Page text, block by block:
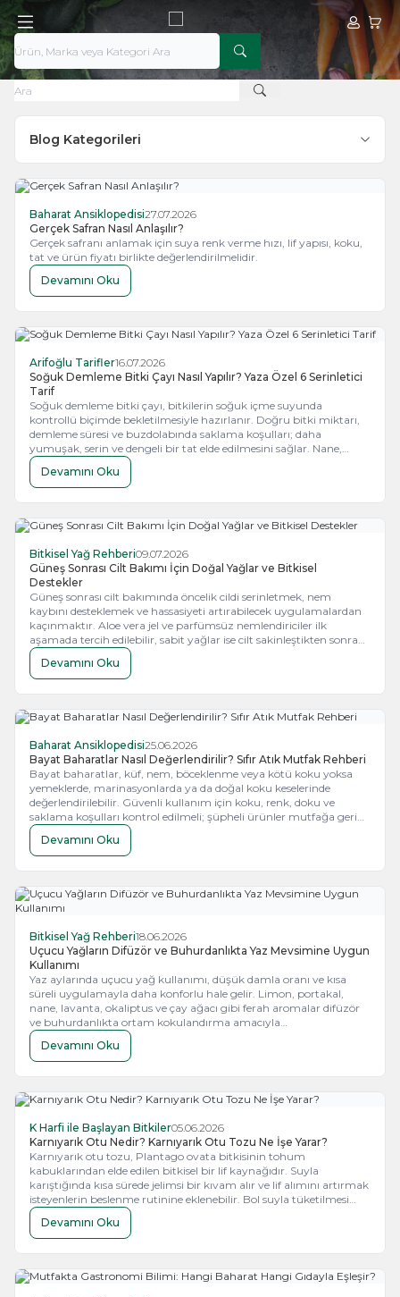
Hesabım
Blog Kategorileri
Baharat Ansiklopedisi27.07.2026
Gerçek Safran Nasıl Anlaşılır?
Gerçek safranı anlamak için suya renk verme hızı, lif yapısı, koku,
tat ve ürün fiyatı birlikte değerlendirilmelidir.
Devamını Oku
Arifoğlu Tarifler16.07.2026
Soğuk Demleme Bitki Çayı Nasıl Yapılır? Yaza Özel 6 Serinletici
Tarif
Soğuk demleme bitki çayı, bitkilerin soğuk içme suyunda
kontrollü biçimde bekletilmesiyle hazırlanır. Doğru bitki miktarı,
demleme süresi ve buzdolabında saklama koşulları; daha
yumuşak, serin ve dengeli bir tat elde edilmesini sağlar. Nane,
hibiskus, kuşburnu, melisa, adaçayı ve ıhlamur; meyve dilimleri ve
taze otlarla birlikte yaz aylarına uygun tariflerde değerlendirilebilir.
Devamını Oku
Bitkisel Yağ Rehberi09.07.2026
Güneş Sonrası Cilt Bakımı İçin Doğal Yağlar ve Bitkisel
Destekler
Güneş sonrası cilt bakımında öncelik cildi serinletmek, nem
kaybını desteklemek ve hassasiyeti artırabilecek uygulamalardan
kaçınmaktır. Aloe vera jel ve parfümsüz nemlendiriciler ilk
aşamada tercih edilebilir, sabit yağlar ise cilt sakinleştikten sonra
kuru bölgelere az miktarda uygulanmalıdır.
Devamını Oku
Baharat Ansiklopedisi25.06.2026
Bayat Baharatlar Nasıl Değerlendirilir? Sıfır Atık Mutfak Rehberi
Bayat baharatlar, küf, nem, böceklenme veya kötü koku yoksa
yemeklerde, marinasyonlarda ya da doğal koku keselerinde
değerlendirilebilir. Güvenli kullanım için koku, renk, doku ve
saklama koşulları kontrol edilmeli; şüpheli ürünler mutfağa geri
alınmamalıdır
Devamını Oku
Bitkisel Yağ Rehberi18.06.2026
Uçucu Yağların Difüzör ve Buhurdanlıkta Yaz Mevsimine Uygun
Kullanımı
Yaz aylarında uçucu yağ kullanımı, düşük damla oranı ve kısa
süreli uygulamayla daha konforlu hale gelir. Limon, portakal,
nane, lavanta, okaliptus ve çay ağacı gibi ferah aromalar difüzör
ve buhurdanlıkta ortam kokulandırma amacıyla
değerlendirilebilir. Bebekler, hamileler, evcil hayvanlar ve hassas
bünyeler için kullanım öncesinde uzman görüşü alınmalıdır.
Devamını Oku
K Harfi ile Başlayan Bitkiler05.06.2026
Karnıyarık Otu Nedir? Karnıyarık Otu Tozu Ne İşe Yarar?
Karnıyarık otu tozu, Plantago ovata bitkisinin tohum
kabuklarından elde edilen bitkisel bir lif kaynağıdır. Suyla
karıştığında kısa sürede jelimsi bir kıvam alır ve lif alımını artırmak
isteyenlerin beslenme rutinine eklenebilir. Bol suyla tüketilmesi
önemlidir. Düzenli ilaç kullananlar, hamileler ve kronik rahatsızlığı
olanlar kullanmadan önce uzman görüşü almalıdır.
Devamını Oku